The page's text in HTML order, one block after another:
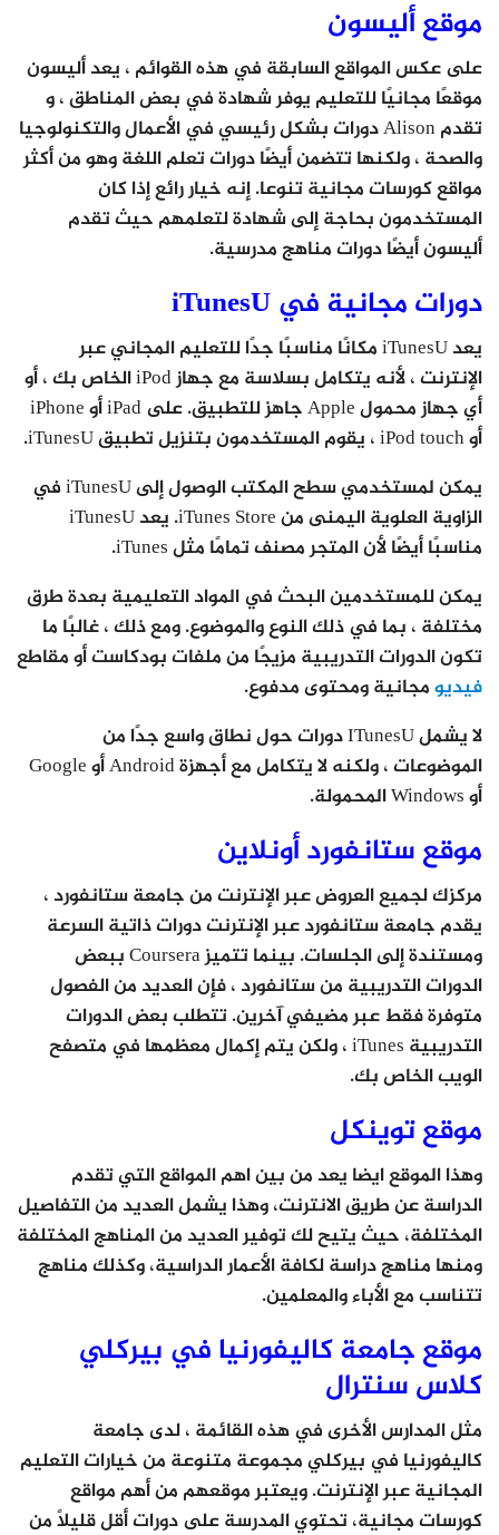
موقع أليسون
على عكس المواقع السابقة في هذه القوائم ، يعد أليسون
موقعًا مجانيًا للتعليم يوفر شهادة في بعض المناطق ، و
تقدم Alison دورات بشكل رئيسي في الأعمال والتكنولوجيا
والصحة ، ولكنها تتضمن أيضًا دورات تعلم اللغة وهو من أكثر
مواقع كورسات مجانية تنوعا. إنه خيار رائع إذا كان
المستخدمون بحاجة إلى شهادة لتعلمهم حيث تقدم
أليسون أيضًا دورات مناهج مدرسية.
دورات مجانية في iTunesU
يعد iTunesU مكانًا مناسبًا جدًا للتعليم المجاني عبر
الإنترنت ، لأنه يتكامل بسلاسة مع جهاز iPod الخاص بك ، أو
أي جهاز محمول Apple جاهز للتطبيق. على iPad أو iPhone
أو iPod touch ، يقوم المستخدمون بتنزيل تطبيق iTunesU.
يمكن لمستخدمي سطح المكتب الوصول إلى iTunesU في
الزاوية العلوية اليمنى من iTunes Store. يعد iTunesU
مناسبًا أيضًا لأن المتجر مصنف تمامًا مثل iTunes.
يمكن للمستخدمين البحث في المواد التعليمية بعدة طرق
مختلفة ، بما في ذلك النوع والموضوع. ومع ذلك ، غالبًا ما
تكون الدورات التدريبية مزيجًا من ملفات بودكاست أو مقاطع
فيديومجانية ومحتوى مدفوع.
لا يشمل ITunesU دورات حول نطاق واسع جدًا من
الموضوعات ، ولكنه لا يتكامل مع أجهزة Android أو Google
أو Windows المحمولة.
موقع ستانفورد أونلاين
مركزك لجميع العروض عبر الإنترنت من جامعة ستانفورد ،
يقدم جامعة ستانفورد عبر الإنترنت دورات ذاتية السرعة
ومستندة إلى الجلسات. بينما تتميز Coursera ببعض
الدورات التدريبية من ستانفورد ، فإن العديد من الفصول
متوفرة فقط عبر مضيفي آخرين. تتطلب بعض الدورات
التدريبية iTunes ، ولكن يتم إكمال معظمها في متصفح
الويب الخاص بك.
موقع توينكل
وهذا الموقع ايضا يعد من بين اهم المواقع التي تقدم
الدراسة عن طريق الانترنت، وهذا يشمل العديد من التفاصيل
المختلفة، حيث يتيح لك توفير العديد من المناهج المختلفة
ومنها مناهج دراسة لكافة الأعمار الدراسية، وكذلك مناهج
تتناسب مع الأباء والمعلمين.
موقع جامعة كاليفورنيا في بيركلي
كلاس سنترال
مثل المدارس الأخرى في هذه القائمة ، لدى جامعة
كاليفورنيا في بيركلي مجموعة متنوعة من خيارات التعليم
المجانية عبر الإنترنت. ويعتبر موقعهم من أهم مواقع
كورسات مجانية، تحتوي المدرسة على دورات أقل قليلاً من